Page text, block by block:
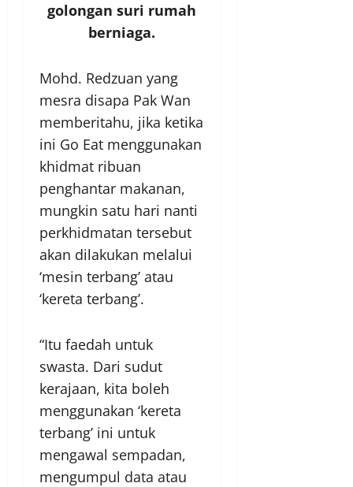
golongan suri rumah
berniaga.
Mohd. Redzuan yang
mesra disapa Pak Wan
memberitahu, jika ketika
ini Go Eat menggunakan
khidmat ribuan
penghantar makanan,
mungkin satu hari nanti
perkhidmatan tersebut
akan dilakukan melalui
‘mesin terbang’ atau
‘kereta terbang’.
“Itu faedah untuk
swasta. Dari sudut
kerajaan, kita boleh
menggunakan ‘kereta
terbang’ ini untuk
mengawal sempadan,
mengumpul data atau